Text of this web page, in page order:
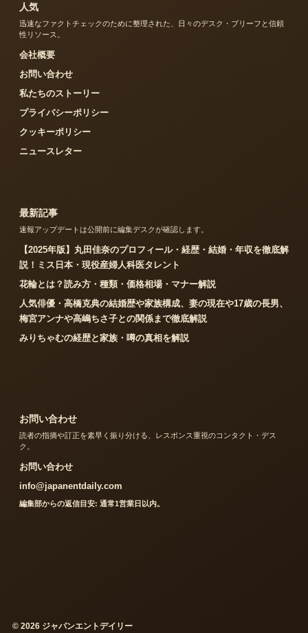
人気
迅速なファクトチェックのために整理された、日々のデスク・ブリーフと信頼
性リソース。
会社概要
お問い合わせ
私たちのストーリー
プライバシーポリシー
クッキーポリシー
ニュースレター
最新記事
速報アップデートは公開前に編集デスクが確認します。
【2025年版】丸田佳奈のプロフィール・経歴・結婚・年収を徹底解
説！ミス日本・現役産婦人科医タレント
花輪とは？読み方・種類・価格相場・マナー解説
人気俳優・高橋克典の結婚歴や家族構成、妻の現在や17歳の長男、
梅宮アンナや高嶋ちさ子との関係まで徹底解説
みりちゃむの経歴と家族・噂の真相を解説
お問い合わせ
読者の指摘や訂正を素早く振り分ける、レスポンス重視のコンタクト・デス
ク。
お問い合わせ
info@japanentdaily.com
編集部からの返信目安: 通常1営業日以内。
© 2026 ジャパンエントデイリー